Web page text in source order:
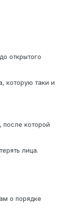
открытого
которую таки и
после которой
лица.
о порядке